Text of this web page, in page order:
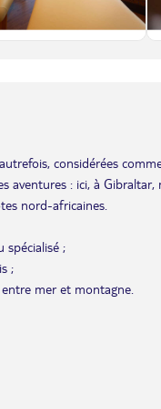
considérées
: ici, à
nord-africaines.
spécialisé ;
;
mer et montagne.